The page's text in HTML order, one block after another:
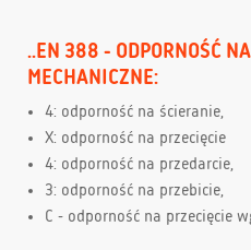
..EN 388 - ODPORNOŚĆ
MECHANICZNE:
4: odporność na ścieranie,
X: odporność na przecięcie
4: odporność na przedarcie,
3: odporność na przebicie,
C - odporność na przecięcie